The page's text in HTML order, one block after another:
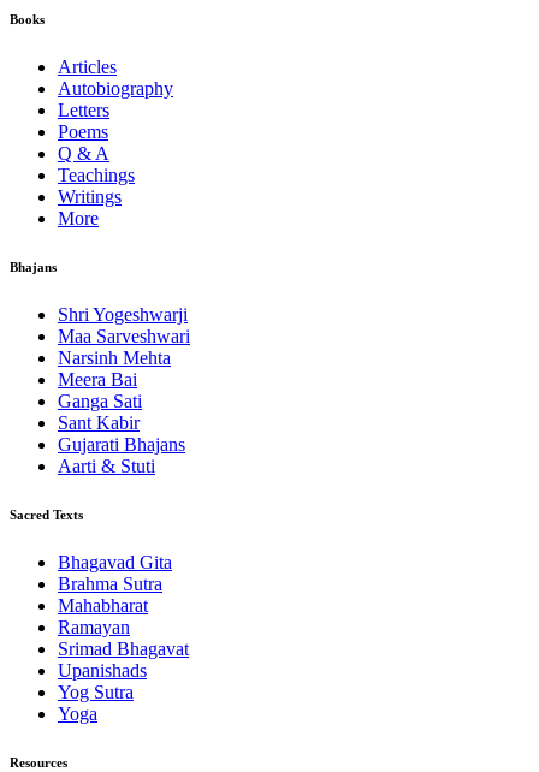
Books
Articles
Autobiography
Letters
Poems
Q & A
Teachings
Writings
More
Bhajans
Shri Yogeshwarji
Maa Sarveshwari
Narsinh Mehta
Meera Bai
Ganga Sati
Sant Kabir
Gujarati Bhajans
Aarti & Stuti
Sacred Texts
Bhagavad Gita
Brahma Sutra
Mahabharat
Ramayan
Srimad Bhagavat
Upanishads
Yog Sutra
Yoga
Resources